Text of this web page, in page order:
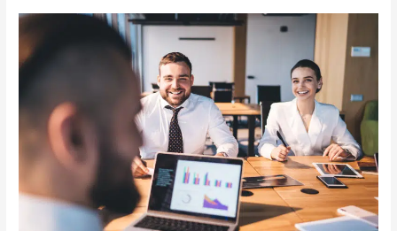
Où
devrais-
je
CELI?